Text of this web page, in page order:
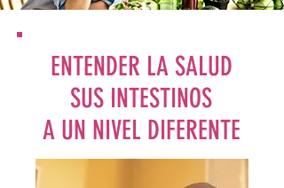
ENTENDER LA SALUD
SUS INTESTINOS
A UN NIVEL DIFERENTE